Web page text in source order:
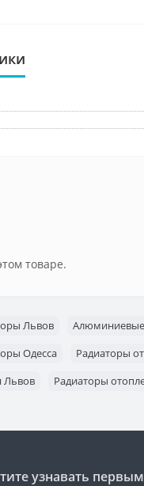
товаре.
Львов
Одесса
Радиаторы
Львов
Радиаторы
узнавать